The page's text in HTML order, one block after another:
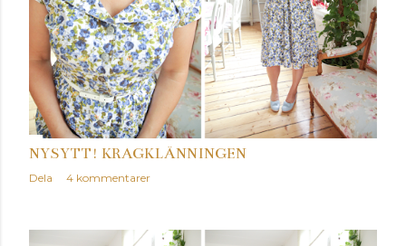
NYSYTT! KRAGKLÄNNINGEN
Dela 4 kommentarer